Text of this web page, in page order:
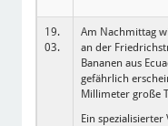
19.
03.
Am Nachmittag
an der
Bananen aus
gefährlich
Millimeter große
Ein